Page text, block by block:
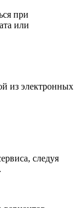
при
или
из электронных
следуя